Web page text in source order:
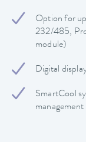
Option for
232/485,
module)
Digital
SmartCool